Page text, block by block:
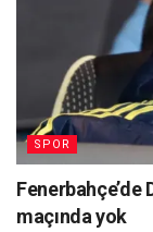
SPOR
maçında yok